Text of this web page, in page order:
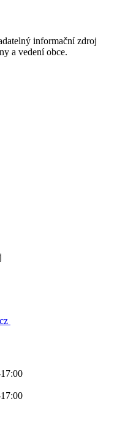
informační zdroj
a vedení obce.